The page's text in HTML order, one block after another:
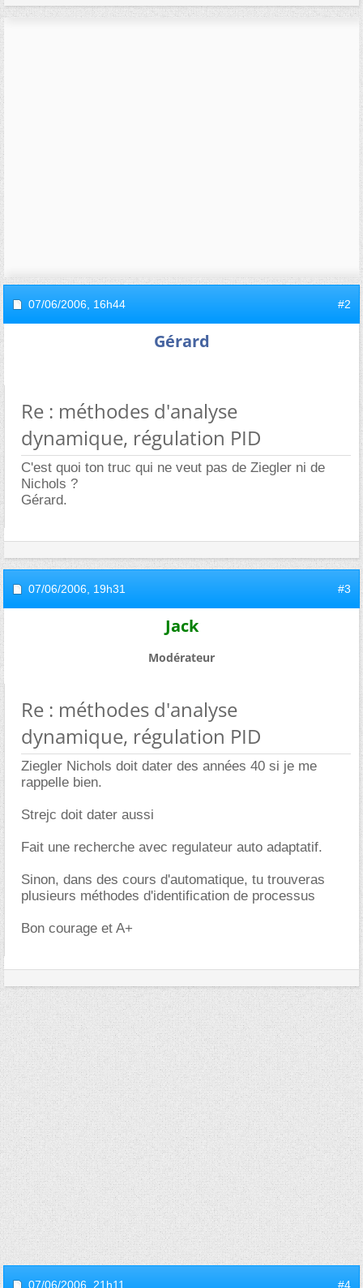
07/06/2006, 16h44 #2
Gérard
Re : méthodes d'analyse
dynamique, régulation PID
C'est quoi ton truc qui ne veut pas de Ziegler ni de
Nichols ?
Gérard.
07/06/2006, 19h31 #3
Jack
Modérateur
Re : méthodes d'analyse
dynamique, régulation PID
Ziegler Nichols doit dater des années 40 si je me
rappelle bien.
Strejc doit dater aussi
Fait une recherche avec regulateur auto adaptatif.
Sinon, dans des cours d'automatique, tu trouveras
plusieurs méthodes d'identification de processus
Bon courage et A+
07/06/2006, 21h11 #4